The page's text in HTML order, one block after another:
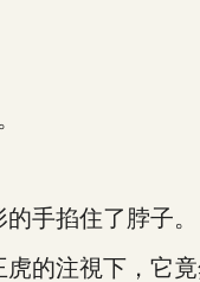
手掐住了脖子。
注視下，它竟